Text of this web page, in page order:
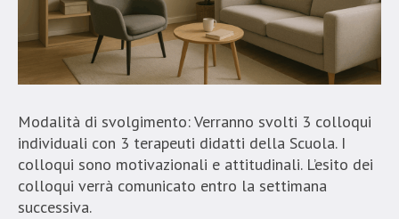
Modalità di svolgimento: Verranno svolti 3 colloqui
individuali con 3 terapeuti didatti della Scuola. I
colloqui sono motivazionali e attitudinali. L’esito dei
colloqui verrà comunicato entro la settimana
successiva.